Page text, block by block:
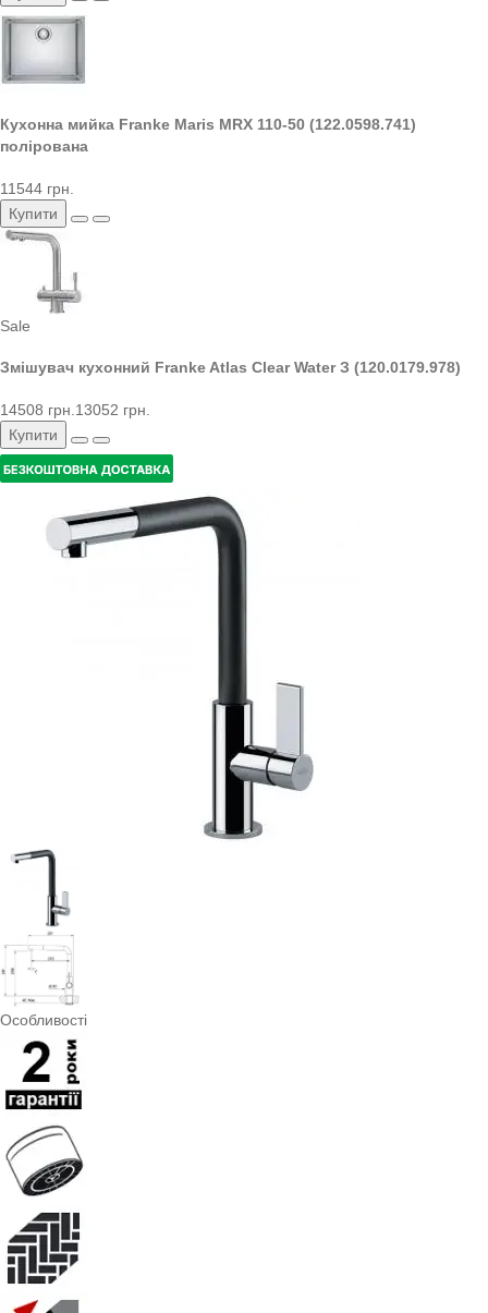
Кухонна мийка Franke Maris MRX 110-50 (122.0598.741)
полірована
11544 грн.
Купити
Sale
Змішувач кухонний Franke Atlas Clear Water З (120.0179.978)
14508 грн. 13052 грн.
Купити
Особливості